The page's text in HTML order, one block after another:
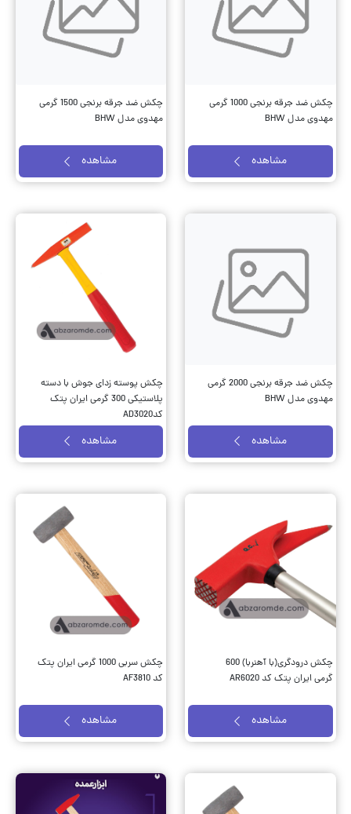
چکش ضد جرقه برنجی 1000 گرمی
مهدوی مدل BHW
مشاهده
چکش ضد جرقه برنجی 1500 گرمی
مهدوی مدل BHW
مشاهده
چکش ضد جرقه برنجی 2000 گرمی
مهدوی مدل BHW
مشاهده
چکش پوسته زدای جوش با دسته
پلاستیکی 300 گرمی ایران پتک
کدAD3020
مشاهده
چکش درودگری(با آهنربا) 600
گرمی ایران پتک کد AR6020
مشاهده
چکش سربی 1000 گرمی ایران پتک
کد AF3810
مشاهده